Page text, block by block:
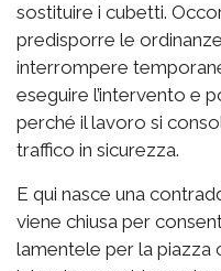
sostituire i cubetti.
predisporre le
interrompere
eseguire l’intervento e
perché il lavoro si
traffico in sicurezza.
E qui nasce una
viene chiusa per
lamentele per la piazza